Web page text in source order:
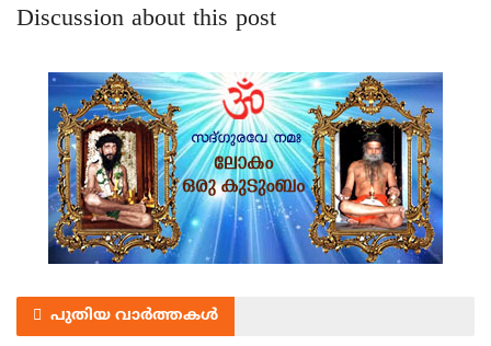
Discussion about this post
പുതിയ വാർത്തകൾ